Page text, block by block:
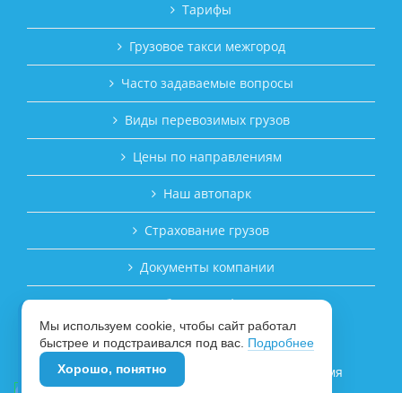
Тарифы
Грузовое такси межгород
Часто задаваемые вопросы
Виды перевозимых грузов
Цены по направлениям
Наш автопарк
Страхование грузов
Документы компании
Публичная оферта
ЗАКАЗАТЬ ПЕРЕВОЗКУ ГРУЗА
© 2017–2026 Транспортная компания «Время
Мы используем cookie, чтобы сайт работал
быстрее и подстраивался под вас. Подробнее
Хорошо, понятно